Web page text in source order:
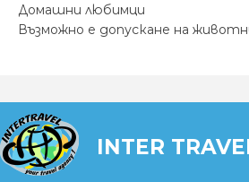
Домашни любимци
Възможно е допускане на
INTER